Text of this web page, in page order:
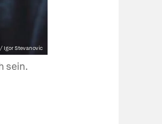
Igor Stevanovic
sein.